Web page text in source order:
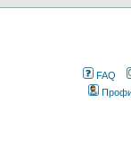
FAQ